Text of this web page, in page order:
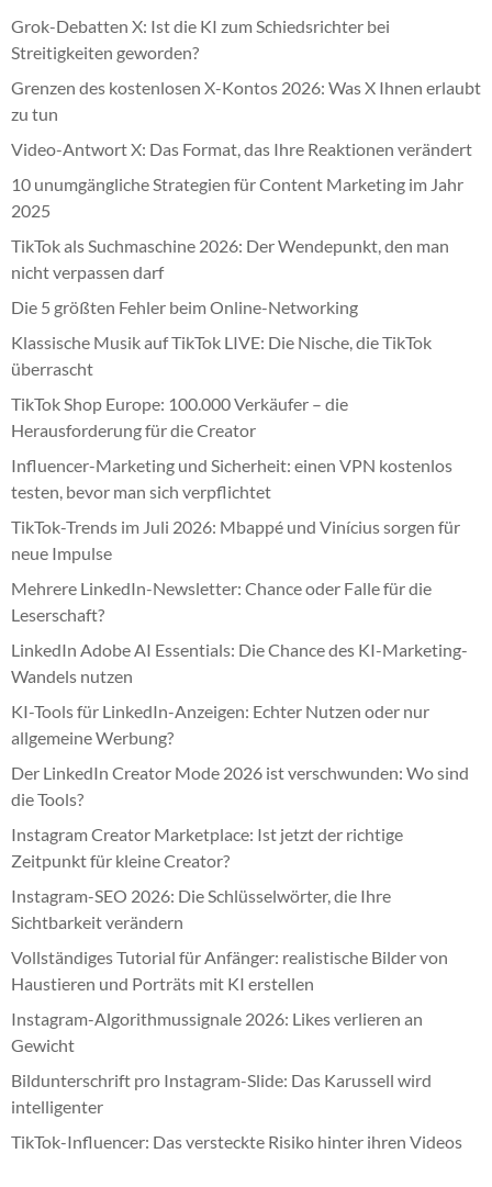
Grok-Debatten X: Ist die KI zum Schiedsrichter bei
Streitigkeiten geworden?
Grenzen des kostenlosen X-Kontos 2026: Was X Ihnen erlaubt
zu tun
Video-Antwort X: Das Format, das Ihre Reaktionen verändert
10 unumgängliche Strategien für Content Marketing im Jahr
2025
TikTok als Suchmaschine 2026: Der Wendepunkt, den man
nicht verpassen darf
Die 5 größten Fehler beim Online-Networking
Klassische Musik auf TikTok LIVE: Die Nische, die TikTok
überrascht
TikTok Shop Europe: 100.000 Verkäufer – die
Herausforderung für die Creator
Influencer-Marketing und Sicherheit: einen VPN kostenlos
testen, bevor man sich verpflichtet
TikTok-Trends im Juli 2026: Mbappé und Vinícius sorgen für
neue Impulse
Mehrere LinkedIn-Newsletter: Chance oder Falle für die
Leserschaft?
LinkedIn Adobe AI Essentials: Die Chance des KI-Marketing-
Wandels nutzen
KI-Tools für LinkedIn-Anzeigen: Echter Nutzen oder nur
allgemeine Werbung?
Der LinkedIn Creator Mode 2026 ist verschwunden: Wo sind
die Tools?
Instagram Creator Marketplace: Ist jetzt der richtige
Zeitpunkt für kleine Creator?
Instagram-SEO 2026: Die Schlüsselwörter, die Ihre
Sichtbarkeit verändern
Vollständiges Tutorial für Anfänger: realistische Bilder von
Haustieren und Porträts mit KI erstellen
Instagram-Algorithmussignale 2026: Likes verlieren an
Gewicht
Bildunterschrift pro Instagram-Slide: Das Karussell wird
intelligenter
TikTok-Influencer: Das versteckte Risiko hinter ihren Videos